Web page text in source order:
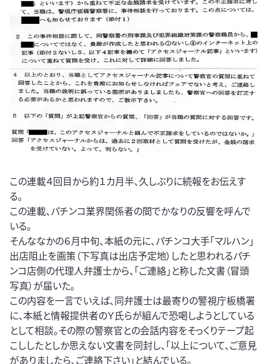
この連載４回目から約１カ月半、久しぶりに続報をお伝えす
る。
この連載、パチンコ業界関係者の間でかなりの反響を呼んで
いる。
そんななかの６月中旬、本紙の元に、パチンコ大手「マルハン」
出店阻止を画策（下写真は出店予定地）したと思われるパチ
ンコ店側の代理人弁護士から、「ご連絡」と称した文書（冒頭
写真）が届いた。
この内容を一言でいえば、同弁護士は最寄りの警視庁板橋署
に、本紙と情報提供者のＹ氏らが組んで恐喝しようとしている
として相談。その際の警察官との会話内容をそっくりテープ起
こししたとしか思えない文書を同封し、「以上について、ご意見
がありましたら、ご連絡下さい」と結んでいる。